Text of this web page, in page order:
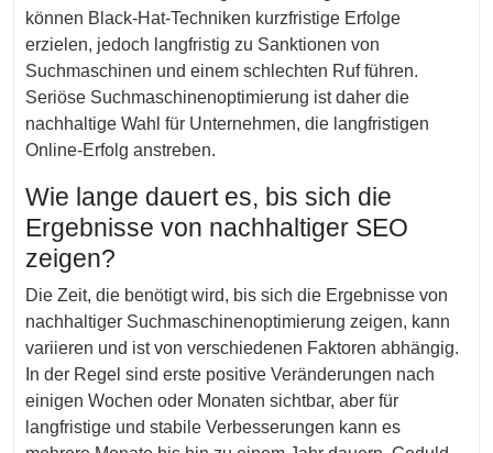
können Black-Hat-Techniken kurzfristige Erfolge
erzielen, jedoch langfristig zu Sanktionen von
Suchmaschinen und einem schlechten Ruf führen.
Seriöse Suchmaschinenoptimierung ist daher die
nachhaltige Wahl für Unternehmen, die langfristigen
Online-Erfolg anstreben.
Wie lange dauert es, bis sich die
Ergebnisse von nachhaltiger SEO
zeigen?
Die Zeit, die benötigt wird, bis sich die Ergebnisse von
nachhaltiger Suchmaschinenoptimierung zeigen, kann
variieren und ist von verschiedenen Faktoren abhängig.
In der Regel sind erste positive Veränderungen nach
einigen Wochen oder Monaten sichtbar, aber für
langfristige und stabile Verbesserungen kann es